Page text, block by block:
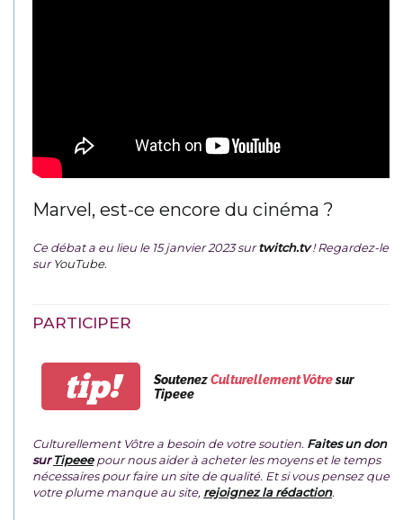
Marvel, est-ce encore du cinéma ?
Ce débat a eu lieu le 15 janvier 2023 surtwitch.tv ! Regardez-le
surYouTube.
PARTICIPER
tip! SoutenezCulturellement Vôtresur
Tipeee
Culturellement Vôtre a besoin de votre soutien. Faites un don
surTipeeepour nous aider à acheter les moyens et le temps
nécessaires pour faire un site de qualité. Et si vous pensez que
votre plume manque au site, rejoignez la rédaction.